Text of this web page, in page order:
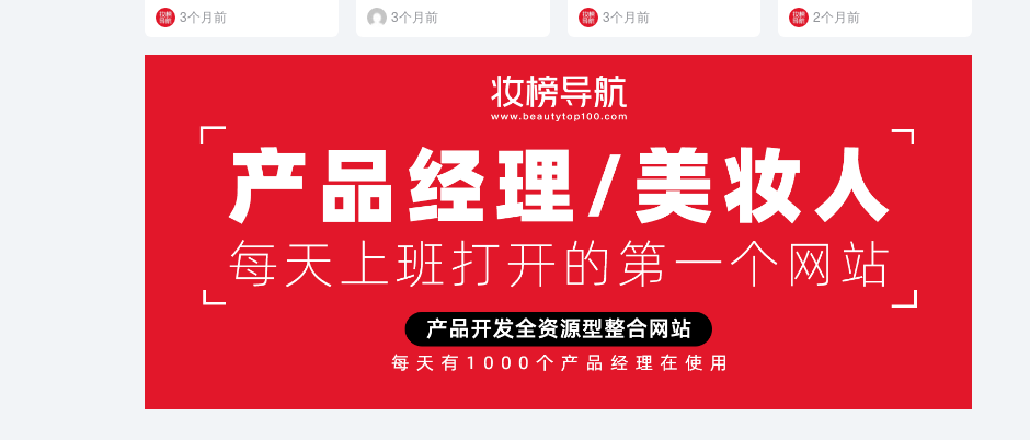
3个月前 3个月前 3个月前 2个月前